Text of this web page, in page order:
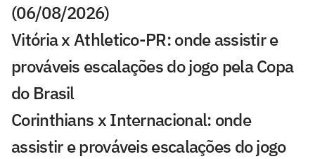
(06/08/2026)
Vitória x Athletico-PR: onde assistir e
prováveis escalações do jogo pela Copa
do Brasil
Corinthians x Internacional: onde
assistir e prováveis escalações do jogo